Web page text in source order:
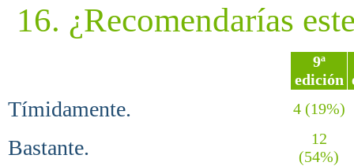
16. ¿Recomendarías
9ª
edición
Tímidamente. 4 (19%)
Bastante.
12
(54%)